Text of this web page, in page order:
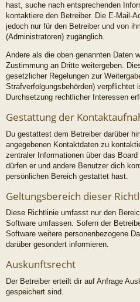
hast, suche nach entsprechenden
kontaktiere den Betreiber. Die E-Mail-
jedoch nur für den Betreiber und von
(Administratoren) zugänglich.
Andere als die oben genannten Daten
Zustimmung an Dritte weitergeben.
gesetzlicher Regelungen zur
Strafverfolgungsbehörden) verpflichtet
Durchsetzung rechtlicher Interessen
Gestattung der
Du gestattest dem Betreiber darüber
angegebenen Kontaktdaten zu
zentraler Informationen über das
dürfen er und andere Benutzer dich
persönlichen Bereich gestattet hast.
Geltungsbereich dieser
Diese Richtlinie umfasst nur den
Software umfassen. Sofern der
Software weitere personenbezogene
darüber gesondert informieren.
Auskunftsrecht
Der Betreiber erteilt dir auf Anfrage
gespeichert sind.